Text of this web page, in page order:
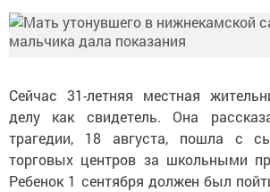
Сейчас 31-летняя местная
делу как свидетель. Она
трагедии, 18 августа, пошла с
торговых центров за школьными
Ребенок 1 сентября должен был